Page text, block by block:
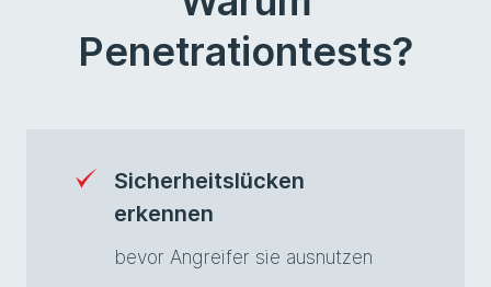
Penetrationtests?
Sicherheitslücken
erkennen
bevor Angreifer sie ausnutzen